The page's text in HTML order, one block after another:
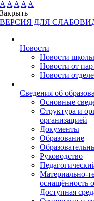
A A A A A
Закрыть
ВЕРСИЯ ДЛЯ
Новости
Новости школы
Новости от
Новости
Cведения об
Основные
Структура и
организацией
Документы
Образование
Руководство
Материально-
оснащённость
Доступная